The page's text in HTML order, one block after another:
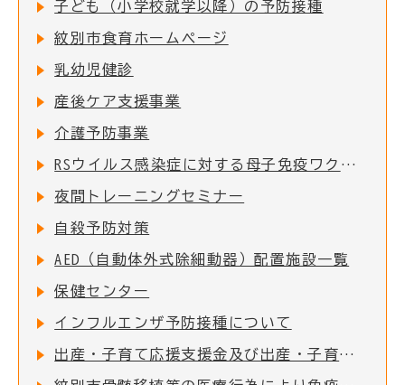
子ども（小学校就学以降）の予防接種
紋別市食育ホームページ
乳幼児健診
産後ケア支援事業
介護予防事業
RSウイルス感染症に対する母子免疫ワクチンの定期接種の実施について
夜間トレーニングセミナー
自殺予防対策
AED（自動体外式除細動器）配置施設一覧
保健センター
インフルエンザ予防接種について
出産・子育て応援支援金及び出産・子育て応援ギフト(妊婦支援給付)について